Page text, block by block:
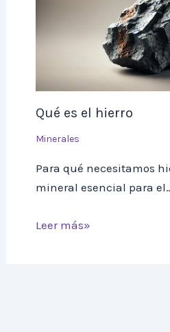
Qué es el hierro
Minerales
Para qué necesitamos
mineral esencial para
Leer más»